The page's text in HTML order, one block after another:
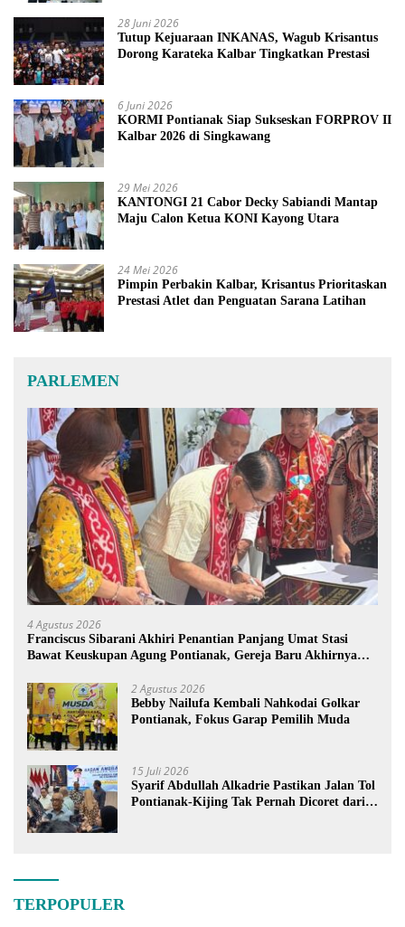
28 Juni 2026
Tutup Kejuaraan INKANAS, Wagub Krisantus
Dorong Karateka Kalbar Tingkatkan Prestasi
6 Juni 2026
KORMI Pontianak Siap Sukseskan FORPROV II
Kalbar 2026 di Singkawang
29 Mei 2026
KANTONGI 21 Cabor Decky Sabiandi Mantap
Maju Calon Ketua KONI Kayong Utara
24 Mei 2026
Pimpin Perbakin Kalbar, Krisantus Prioritaskan
Prestasi Atlet dan Penguatan Sarana Latihan
PARLEMEN
4 Agustus 2026
Franciscus Sibarani Akhiri Penantian Panjang Umat Stasi
Bawat Keuskupan Agung Pontianak, Gereja Baru Akhirnya
2 Agustus 2026
Bebby Nailufa Kembali Nahkodai Golkar
Pontianak, Fokus Garap Pemilih Muda
15 Juli 2026
Syarif Abdullah Alkadrie Pastikan Jalan Tol
Pontianak-Kijing Tak Pernah Dicoret dari
TERPOPULER